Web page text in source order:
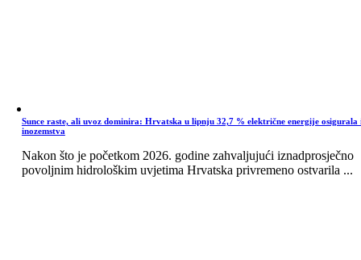
Sunce raste, ali uvoz dominira: Hrvatska u lipnju 32,7 % električne energije osigurala
inozemstva
Nakon što je početkom 2026. godine zahvaljujući iznadprosječno
povoljnim hidrološkim uvjetima Hrvatska privremeno ostvarila ...